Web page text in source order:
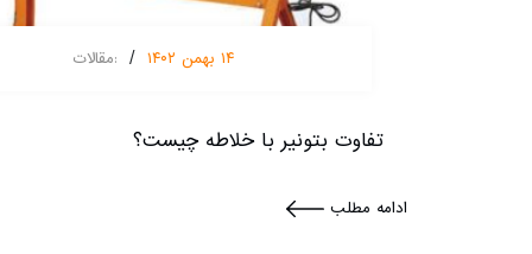
۱۴ بهمن ۱۴۰۲ /
:مقالات
تفاوت بتونیر با خلاطه چیست؟
ادامه مطلب